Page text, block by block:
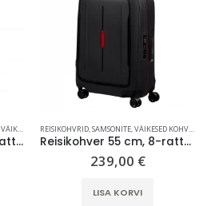
VÄIKESED KOHVRID (KUNI 59 CM)
Kõvakohver 55 cm, 8-rattaline, must, TSA koodlukk, American Tourister Air Move
REISIKOHVRID,SAMSONITE,VÄIKESED KOHVRID (KUNI 59 CM)
Reisikohver 55 cm, 8-rattaline, must/punane (Charcoal/Red), TSA koodlukk, Samsonite Essens
239,00 €
LISA KORVI